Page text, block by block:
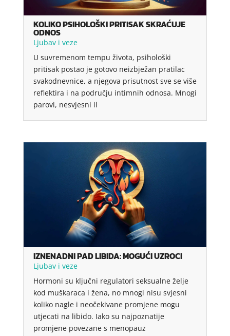
KOLIKO PSIHOLOŠKI PRITISAK SKRAĆUJE
ODNOS
Ljubav i veze
U suvremenom tempu života, psihološki
pritisak postao je gotovo neizbježan pratilac
svakodnevnice, a njegova prisutnost sve se više
reflektira i na području intimnih odnosa. Mnogi
parovi, nesvjesni il
IZNENADNI PAD LIBIDA: MOGUĆI UZROCI
Ljubav i veze
Hormoni su ključni regulatori seksualne želje
kod muškaraca i žena, no mnogi nisu svjesni
koliko nagle i neočekivane promjene mogu
utjecati na libido. Iako su najpoznatije
promjene povezane s menopauz